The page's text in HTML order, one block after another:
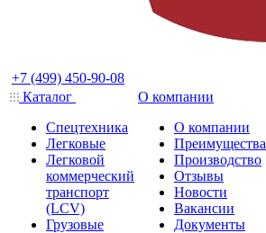
+7 (499) 450-90-08
Каталог
Спецтехника
Легковые
Легковой
коммерческий
транспорт
(LCV)
Грузовые
О компании
О компании
Преимущества
Производство
Отзывы
Новости
Вакансии
Документы